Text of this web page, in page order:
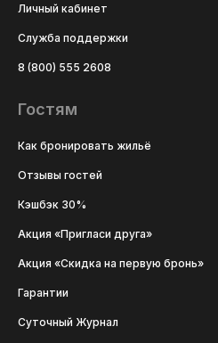
Личный кабинет
Служба поддержки
8 (800) 555 2608
Гостям
Как бронировать жильё
Отзывы гостей
Кэшбэк 30%
Акция «Пригласи друга»
Акция «Скидка на первую бронь»
Гарантии
Суточный Журнал